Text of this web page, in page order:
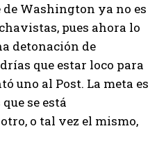
de Washington ya no es
pues ahora lo
detonación de
que estar loco para
uno al Post. La meta es
se está
o tal vez el mismo,